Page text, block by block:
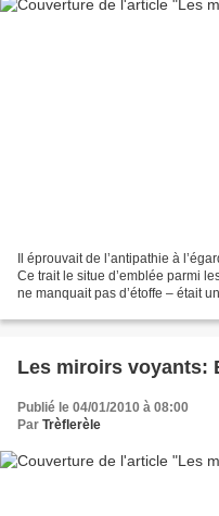
Il éprouvait de l’antipathie à
Ce trait le situe d’emblée parmi
ne manquait pas d’étoffe – était
Les miroirs voyants:
Publié le 04/01/2010 à 08:00
Par Trèflerèle